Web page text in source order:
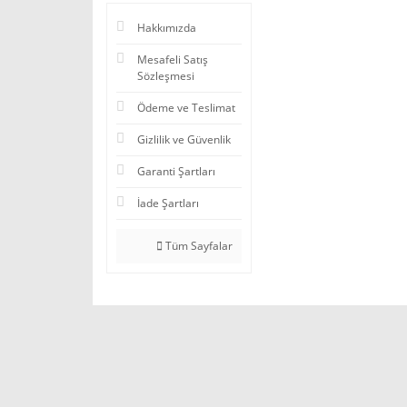
Hakkımızda
Mesafeli Satış
Sözleşmesi
Ödeme ve Teslimat
Gizlilik ve Güvenlik
Garanti Şartları
İade Şartları
Tüm Sayfalar